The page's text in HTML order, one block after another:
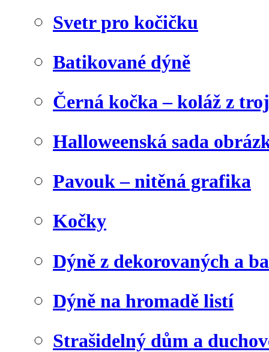
Svetr pro kočičku
Batikované dýně
Černá kočka – koláž z
Halloweenská sada
Pavouk – nitěná grafika
Kočky
Dýně z dekorovaných a
Dýně na hromadě listí
Strašidelný dům a